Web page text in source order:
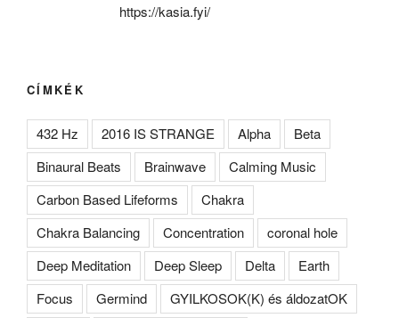
https://kasia.fyi/
CÍMKÉK
432 Hz 2016 IS STRANGE Alpha
Beta
Binaural Beats
Brainwave
Calming Music
Carbon Based Lifeforms
Chakra
Chakra Balancing
Concentration
coronal hole
Deep Meditation
Deep Sleep Delta
Earth
Focus
Germind GYILKOSOK(K) és áldozatOK